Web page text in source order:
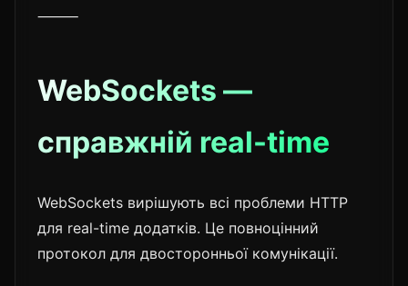
⸻
WebSockets —
справжній real-time
WebSockets вирішують всі проблеми HTTP
для real-time додатків. Це повноцінний
протокол для двосторонньої комунікації.